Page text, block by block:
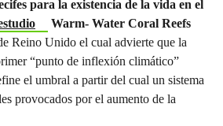
para la existencia de la vida en el
Warm- Water Coral Reefs
Reino Unido el cual advierte que la
“punto de inflexión climático”
el umbral a partir del cual un sistema
provocados por el aumento de la